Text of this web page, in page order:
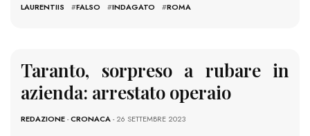
LAURENTIIS
#FALSO #INDAGATO #ROMA
Taranto, sorpreso a rubare in
azienda: arrestato operaio
REDAZIONE-CRONACA- 26 SETTEMBRE 2023